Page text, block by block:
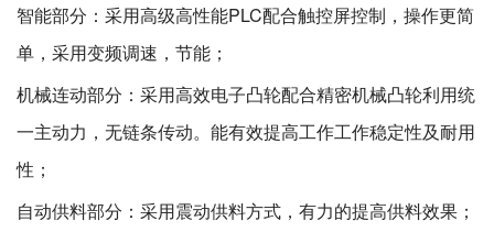
智能部分：采用高级高性能PLC配合触控屏控制，操作更简
单，采用变频调速，节能；
机械连动部分：采用高效电子凸轮配合精密机械凸轮利用统
一主动力，无链条传动。能有效提高工作工作稳定性及耐用
性；
自动供料部分：采用震动供料方式，有力的提高供料效果；